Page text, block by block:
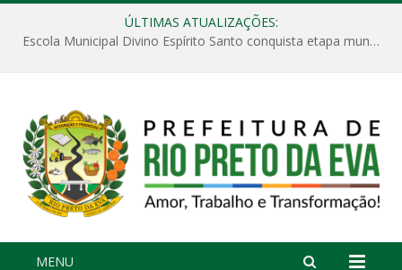
ÚLTIMAS ATUALIZAÇÕES:
Escola Municipal Divino Espírito Santo conquista etapa municipal da V Feira Amazonense de Matemática
MENU